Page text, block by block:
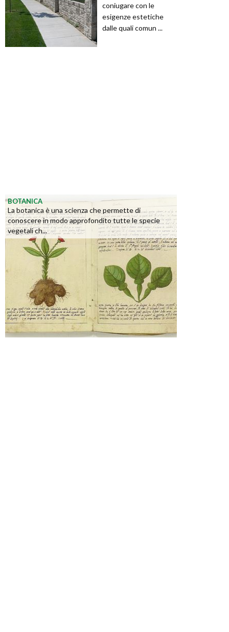
coniugare con le
esigenze estetiche
dalle quali comun ...
BOTANICA
La botanica è una scienza che permette di
conoscere in modo approfondito tutte le specie
vegetali ch...